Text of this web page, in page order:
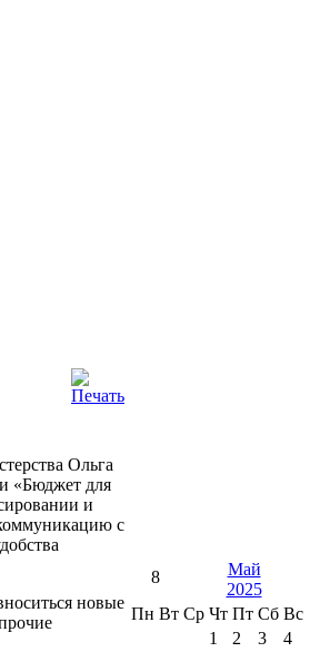
Ольга
«Бюджет для
и
с
новые
8
Май
2025
Пн Вт Ср Чт Пт Сб Вс
1
2 3
4